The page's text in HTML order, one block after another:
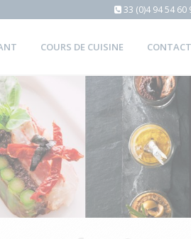
33 (0)4 94 54 60
COURS DE CUISINE CONTACT